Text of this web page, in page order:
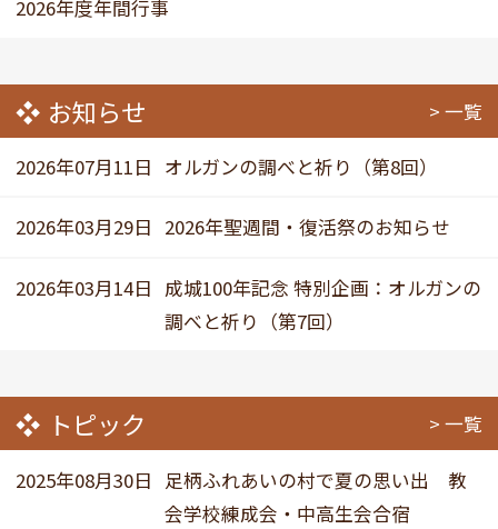
2026年度年間行事
お知らせ 一覧
2026年07月11日 オルガンの調べと祈り（第8回）
2026年03月29日 2026年聖週間・復活祭のお知らせ
2026年03月14日 成城100年記念 特別企画：オルガンの
調べと祈り（第7回）
トピック 一覧
2025年08月30日
足柄ふれあいの村で夏の思い出 教
会学校練成会・中高生会合宿